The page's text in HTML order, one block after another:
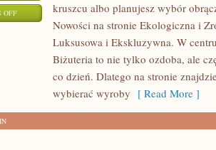
OFFON
BIŻUTERIA
kruszcu albo planujesz wybór
Nowości na stronie Ekologiczna i
Luksusowa i Ekskluzywna. W
Biżuteria to nie tylko ozdoba, ale
co dzień. Dlatego na stronie
wybierać wyroby [ Read More ]